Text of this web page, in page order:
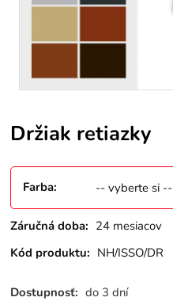
Držiak retiazky
Farba: -- vyberte si --
Záručná doba: 24 mesiacov
Kód produktu: NH/ISSO/DR
Dostupnosť: do 3 dní